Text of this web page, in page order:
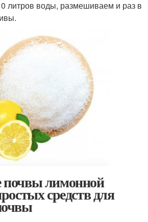
литров воды, размешиваем и раз в
почвы лимонной
средств для